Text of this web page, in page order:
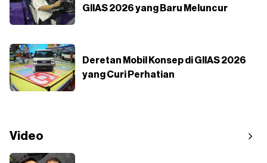
GIIAS 2026 yang Baru Meluncur
Deretan Mobil Konsep di GIIAS 2026
yang Curi Perhatian
Video